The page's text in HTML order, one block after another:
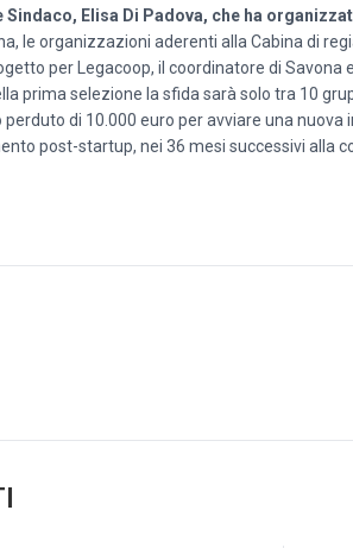
Elisa Di Padova, che ha
le organizzazioni aderenti alla Cabina di
per Legacoop, il coordinatore di Savona e
prima selezione la sfida sarà solo tra 10
di 10.000 euro per avviare una
post-startup, nei 36 mesi successivi alla